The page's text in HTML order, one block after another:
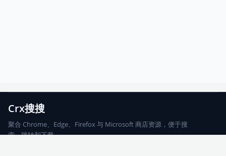
Crx搜搜
聚合 Chrome、Edge、Firefox 与 Microsoft 商店资源，便于搜
索、跳转和下载。